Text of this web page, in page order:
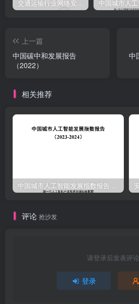
我们以全球减碳为使命，为我们的客户与
最前沿的经验和知识。碳信托在碳中和领
验，致力于为全球众多企业、政府及组织
通过开展技术转移、技术评估与示范、投资
究等工作，推动清洁空气的技术与产业发
的非营利社团。经过八年多的运行，联盟
的研究项目，在12个省市设立了试点，发
报告，评估了来自22个国家的300多项清
伴机构建立了合作。创蓝清洁空气联盟自
的知识产权工作，以促进产业优质高速发
块，通过开展培训，组织试点工作，积极推
官方合作伙伴，并共同推动绿色科技的知
上一篇
中国碳中和发展报告
（2022）
中
相关推荐
评论 抢沙发
请登录后发表评论
登录